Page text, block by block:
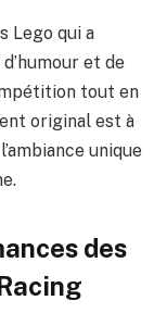
Lego qui a
et de
tout en
original est à
unique
des